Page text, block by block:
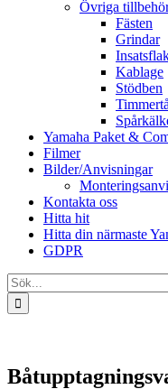
Övriga
Fästen
Grindar
Kablage
Stödben
Yamaha Paket &
Filmer
Bilder/Anvisningar
Kontakta oss
Hitta hit
Hitta din närmaste
GDPR
Sök
efter: